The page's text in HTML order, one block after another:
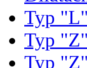
Typ
Typ
Typ